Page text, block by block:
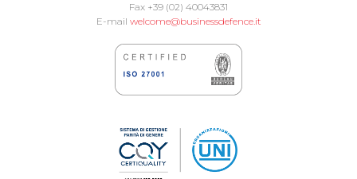
Fax +39 (02) 40043831
E-mail welcome@businessdefence.it